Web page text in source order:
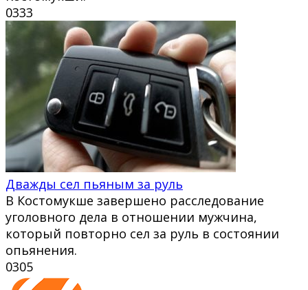
0333
Дважды сел пьяным за руль
В Костомукше завершено расследование
уголовного дела в отношении мужчина,
который повторно сел за руль в состоянии
опьянения.
0305